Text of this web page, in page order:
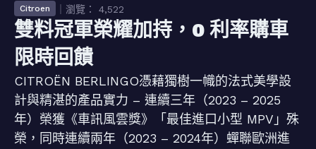
Citroen ｜瀏覽： 4,522
雙料冠軍榮耀加持，0 利率購車
限時回饋
CITROËN BERLINGO憑藉獨樹一幟的法式美學設
計與精湛的產品實力 – 連續三年（2023 – 2025
年）榮獲《車訊風雲獎》「最佳進口小型 MPV」殊
榮，同時連續兩年（2023 – 2024年）蟬聯歐洲進